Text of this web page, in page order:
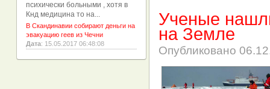
Ученые
на Земле
Опубликовано
психически больными , хотя в
Кнд медицина то на...
В Скандинавии собирают деньги на
эвакуацию геев из Чечни
Дата: 15.05.2017 06:48:08